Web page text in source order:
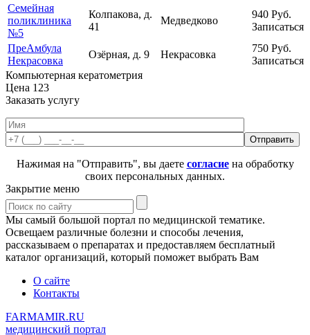
Семейная
поликлиника
№5
Колпакова, д.
41
Медведково
940 Руб.
Записаться
ПреАмбула
Некрасовка
Озёрная, д. 9 Некрасовка
750 Руб.
Записаться
Компьютерная кератометрия
Цена 123
Заказать услугу
Нажимая на "Отправить", вы даете согласиена обработку
своих персональных данных.
Закрытие меню
Мы самый большой портал по медицинской тематике.
Освещаем различные болезни и способы лечения,
рассказываем о препаратах и предоставляем бесплатный
каталог организаций, который поможет выбрать Вам
О сайте
Контакты
FARMAMIR.RU
медицинский портал